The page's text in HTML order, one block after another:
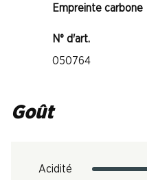
Empreinte carbone
N° d'art.
050764
Goût
Acidité